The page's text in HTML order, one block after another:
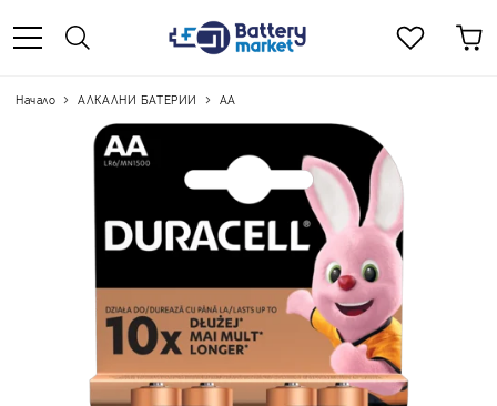
Начало АЛКАЛНИ БАТЕРИИ АА